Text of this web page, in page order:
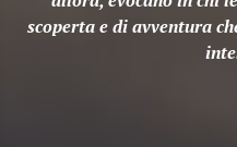
scoperta e di avventura